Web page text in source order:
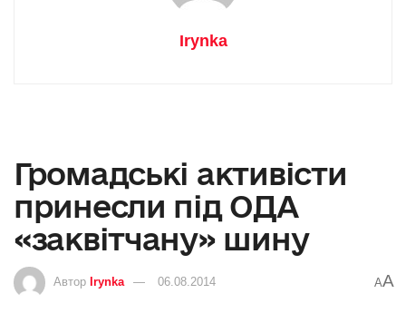
Irynka
Громадські активісти
принесли під ОДА
«заквітчану» шину
Автор Irynka 06.08.2014 AA